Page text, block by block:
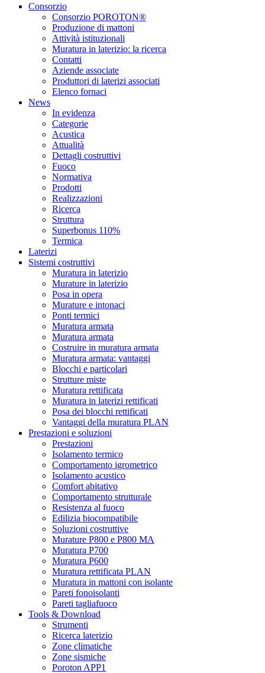
Consorzio
Consorzio POROTON®
Produzione di mattoni
Attività istituzionali
Muratura in laterizio: la ricerca
Contatti
Aziende associate
Produttori di laterizi associati
Elenco fornaci
News
In evidenza
Categorie
Acustica
Attualità
Dettagli costruttivi
Fuoco
Normativa
Prodotti
Realizzazioni
Ricerca
Struttura
Superbonus 110%
Termica
Laterizi
Sistemi costruttivi
Muratura in laterizio
Murature in laterizio
Posa in opera
Murature e intonaci
Ponti termici
Muratura armata
Muratura armata
Costruire in muratura armata
Muratura armata: vantaggi
Blocchi e particolari
Strutture miste
Muratura rettificata
Muratura in laterizi rettificati
Posa dei blocchi rettificati
Vantaggi della muratura PLAN
Prestazioni e soluzioni
Prestazioni
Isolamento termico
Comportamento igrometrico
Isolamento acustico
Comfort abitativo
Comportamento strutturale
Resistenza al fuoco
Edilizia biocompatibile
Soluzioni costruttive
Murature P800 e P800 MA
Muratura P700
Muratura P600
Muratura rettificata PLAN
Muratura in mattoni con isolante
Pareti fonoisolanti
Pareti tagliafuoco
Tools & Download
Strumenti
Ricerca laterizio
Zone climatiche
Zone sismiche
Poroton APP1